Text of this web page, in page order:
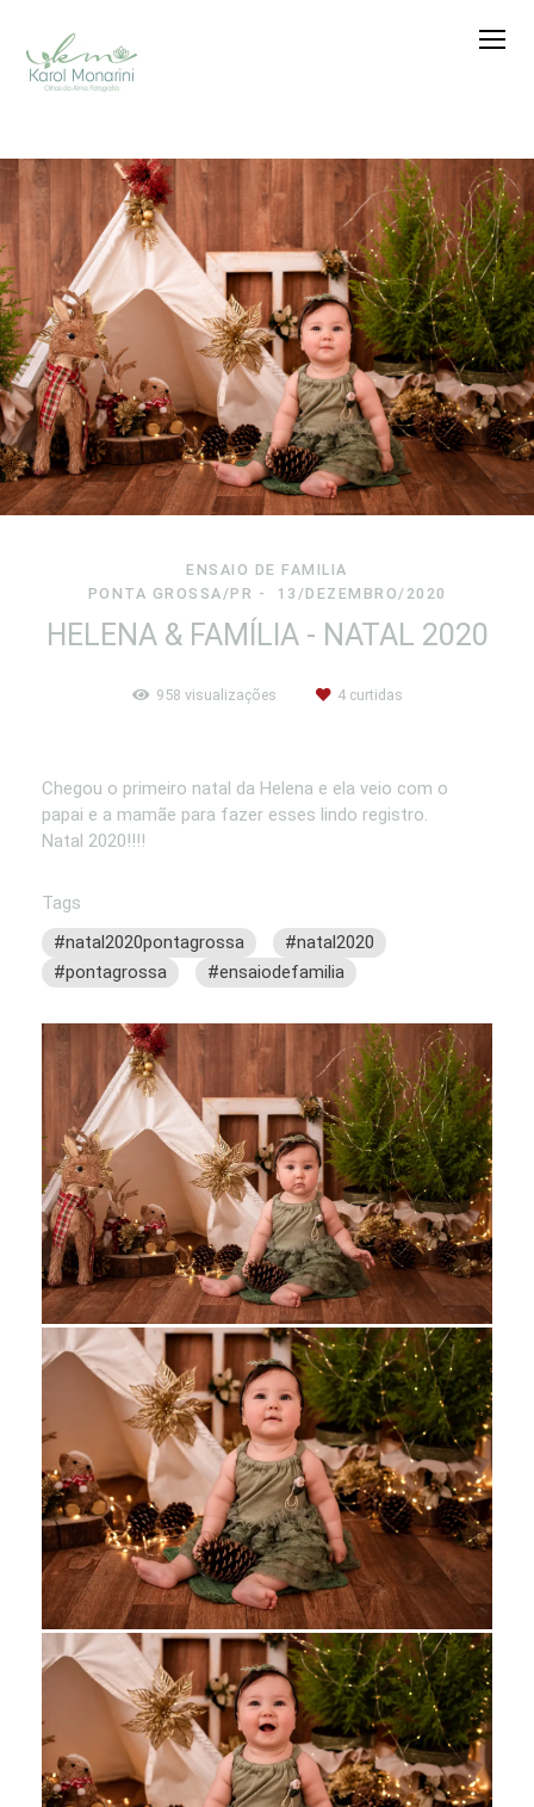
ENSAIO DE FAMILIA
PONTA GROSSA/PR
13/DEZEMBRO/2020
HELENA & FAMÍLIA - NATAL 2020
958 visualizações 4curtidas
Chegou o primeiro natal da Helena e ela veio com o
papai e a mamãe para fazer esses lindo registro.
Natal 2020!!!!
Tags
#natal2020pontagrossa
#natal2020
#pontagrossa
#ensaiodefamilia